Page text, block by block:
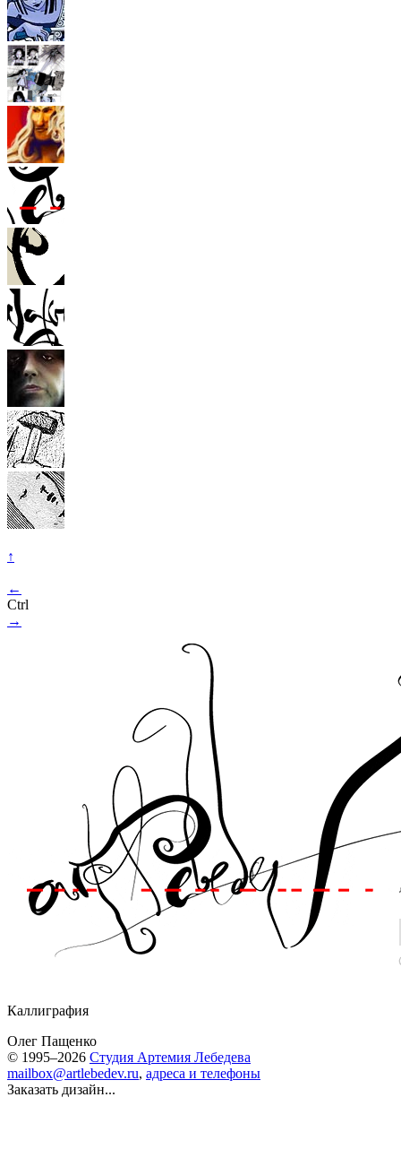
↑
←
Ctrl
→
Каллиграфия
Олег Пащенко
© 1995–2026 Студия Артемия Лебедева
mailbox@artlebedev.ru, адреса и телефоны
Заказать дизайн...